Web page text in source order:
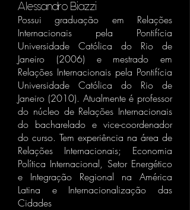
Alessandro Biazzi
Possui graduação em Relações
Internacionais pela Pontifícia
Universidade Católica do Rio de
Janeiro (2006) e mestrado em
Relações Internacionais pela Pontifícia
Universidade Católica do Rio de
Janeiro (2010). Atualmente é professor
do núcleo de Relações Internacionais
do bacharelado e vice-coordenador
do curso. Tem experiência na área de
Relações Internacionais; Economia
Política Internacional, Setor Energético
e Integração Regional na América
Latina e Internacionalização das
Cidades